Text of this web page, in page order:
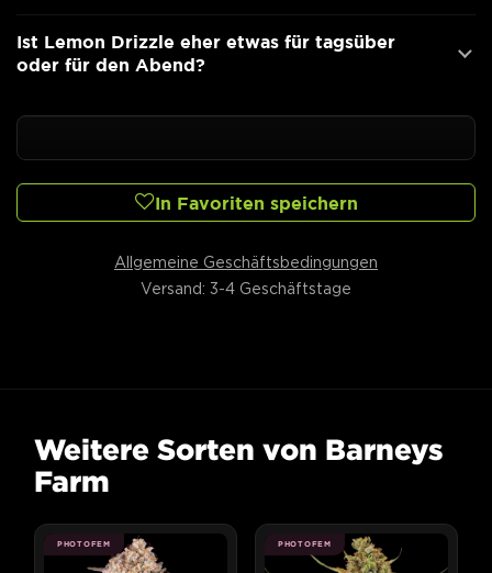
Ist Lemon Drizzle eher etwas für tagsüber
oder für den Abend?
In Favoriten speichern
Allgemeine Geschäftsbedingungen
Versand: 3-4 Geschäftstage
Weitere Sorten von Barneys
Farm
PHOTOFEM PHOTOFEM